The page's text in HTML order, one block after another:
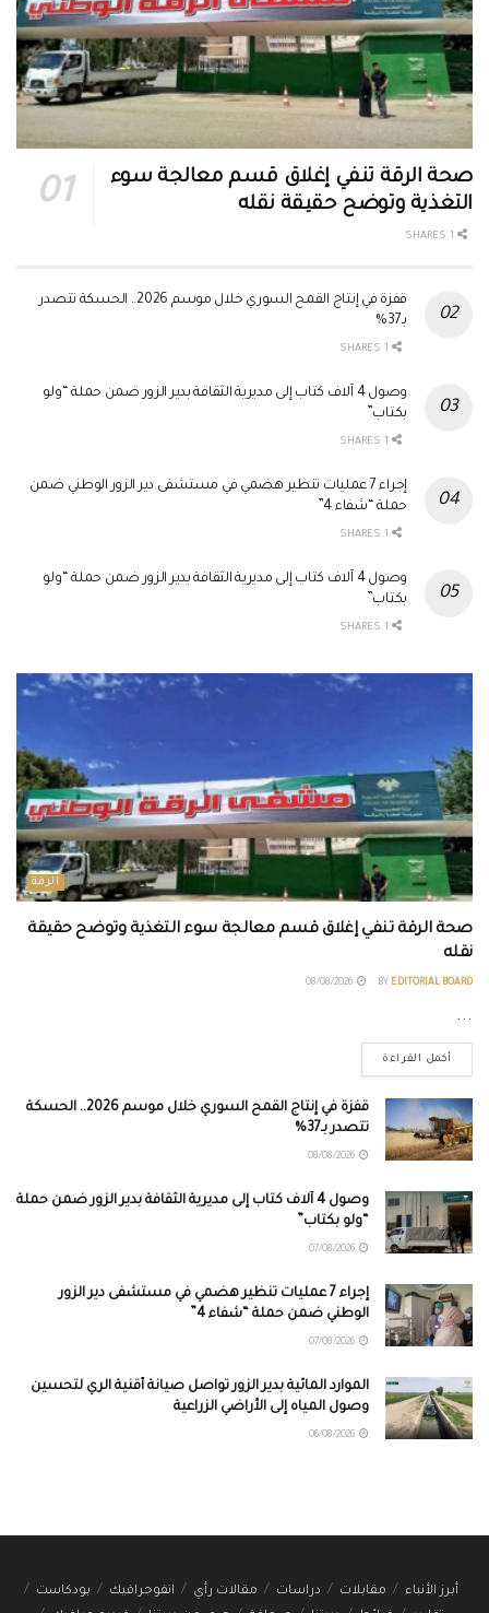
صحة الرقة تنفي إغلاق قسم معالجة سوء
التغذية وتوضح حقيقة نقله
قفزة في إنتاج القمح السوري خلال موسم 2026.. الحسكة تتصدر
بـ37%
وصول 4 آلاف كتاب إلى مديرية الثقافة بدير الزور ضمن حملة “ولو
بكتاب”
إجراء 7 عمليات تنظير هضمي في مستشفى دير الزور الوطني ضمن
حملة “شفاء 4”
وصول 4 آلاف كتاب إلى مديرية الثقافة بدير الزور ضمن حملة “ولو
بكتاب”
الرقة
صحة الرقة تنفي إغلاق قسم معالجة سوء التغذية وتوضح حقيقة
نقله
BY EDITORIAL BOARD
...
أكمل القراءة
قفزة في إنتاج القمح السوري خلال موسم 2026.. الحسكة
تتصدر بـ37%
وصول 4 آلاف كتاب إلى مديرية الثقافة بدير الزور ضمن حملة
“ولو بكتاب”
إجراء 7 عمليات تنظير هضمي في مستشفى دير الزور
الوطني ضمن حملة “شفاء 4”
الموارد المائية بدير الزور تواصل صيانة أقنية الري لتحسين
وصول المياه إلى الأراضي الزراعية
أبرز الأنباء مقابلات دراسات مقالات رأي انفوجرافيك
بودكاست